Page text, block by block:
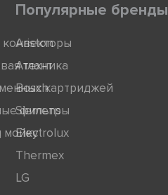
техника
картриджей
фильтры
мойку
Популярные бренды
Ariston
Атлант
Bosch
Siemens
Electrolux
Thermex
LG